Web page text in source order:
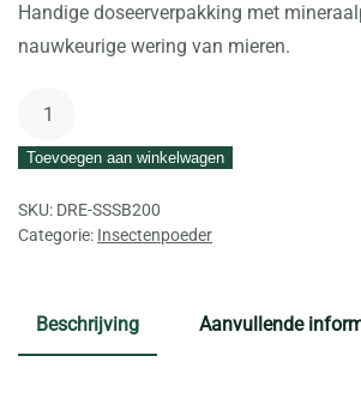
Handige doseerverpakking met
nauwkeurige wering van mieren.
SilicaSupreme
-
Kant-
en-
200
Toevoegen aan winkelwagen
SKU: DRE-SSSB200
Categorie: Insectenpoeder
Beschrijving Aanvullende